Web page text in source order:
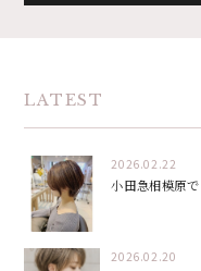
LATEST
2026.02.22
小田急相模原
2026.02.20